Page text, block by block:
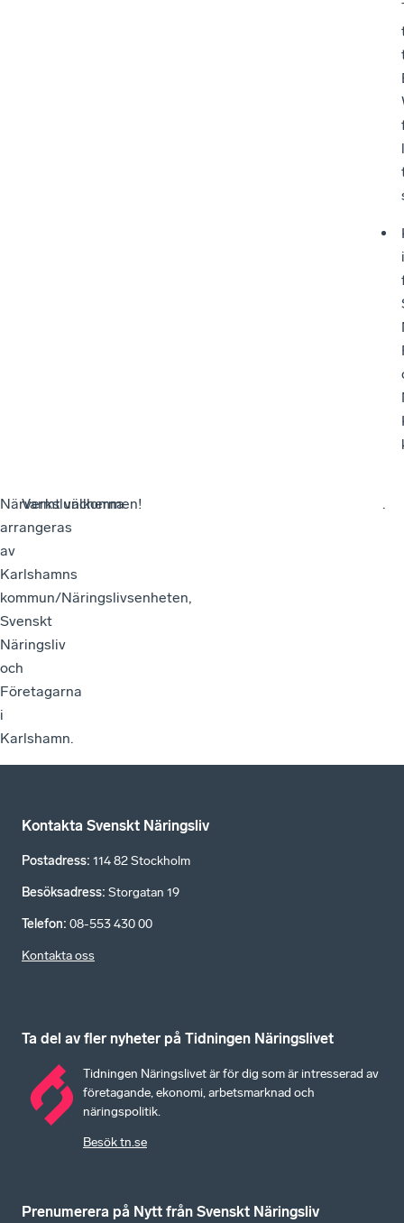
Närverksluncherna
arrangeras
av
Karlshamns
kommun/Näringslivsenheten,
Svenskt
Näringsliv
och
Företagarna
i
Karlshamn.
Varmt välkommen! .
Kontakta Svenskt Näringsliv
Postadress: 114 82 Stockholm
Besöksadress: Storgatan 19
Telefon: 08-553 430 00
Kontakta oss
Ta del av fler nyheter på Tidningen Näringslivet
Tidningen Näringslivet är för dig som är intresserad av
företagande, ekonomi, arbetsmarknad och
näringspolitik.
Besök tn.se
Prenumerera på Nytt från Svenskt Näringsliv